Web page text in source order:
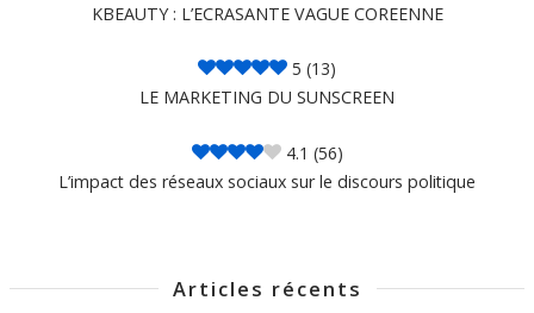
KBEAUTY : L’ECRASANTE VAGUE COREENNE
5 (13)
LE MARKETING DU SUNSCREEN
4.1 (56)
L’impact des réseaux sociaux sur le discours politique
Articles récents